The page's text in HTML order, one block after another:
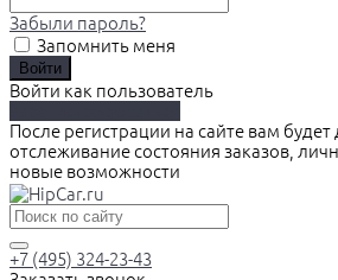
Забыли пароль?
Запомнить меня
Войти как пользователь
После регистрации на сайте вам будет
отслеживание состояния заказов,
новые возможности
+7 (495) 324-23-43